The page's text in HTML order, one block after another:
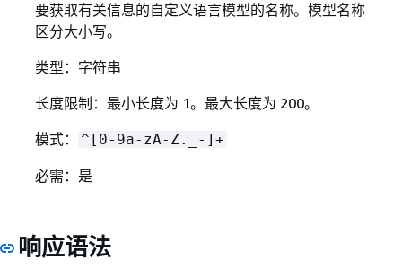
要获取有关信息的自定义语言模型的名称。模型名称
区分大小写。
类型：字符串
长度限制：最小长度为 1。最大长度为 200。
模式：
^[0-9a-zA-Z._-]+
必需：是
响应语法